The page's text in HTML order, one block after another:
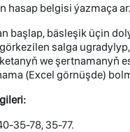
hasap belgisi ýazmaça
başlap, bäsleşik üçin
salga
we şertnamanyň
(Excel görnüşde)
35-78, 35-77.